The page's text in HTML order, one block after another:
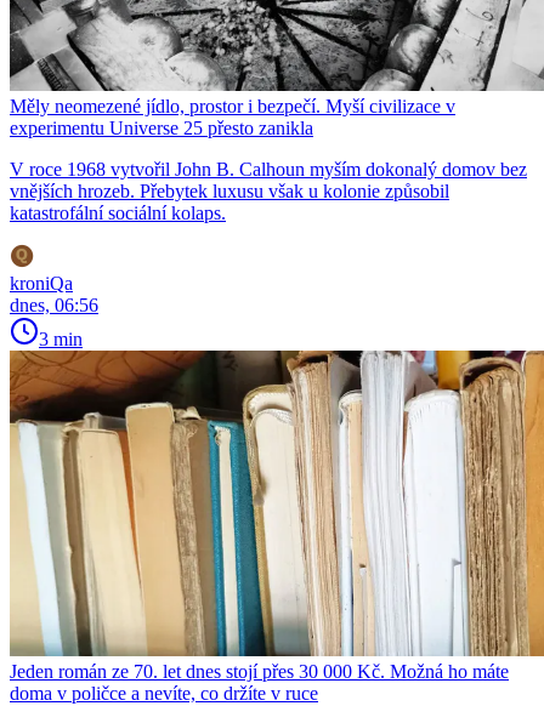
Měly neomezené jídlo, prostor i bezpečí. Myší civilizace v
experimentu Universe 25 přesto zanikla
V roce 1968 vytvořil John B. Calhoun myším dokonalý domov bez
vnějších hrozeb. Přebytek luxusu však u kolonie způsobil
katastrofální sociální kolaps.
kroniQa
dnes, 06:56
3 min
Jeden román ze 70. let dnes stojí přes 30 000 Kč. Možná ho máte
doma v poličce a nevíte, co držíte v ruce